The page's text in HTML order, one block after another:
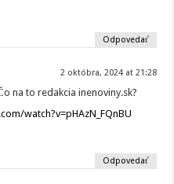
Odpovedať
2 októbra, 2024 at 21:28
na to redakcia inenoviny.sk?
watch?v=pHAzN_FQnBU
Odpovedať